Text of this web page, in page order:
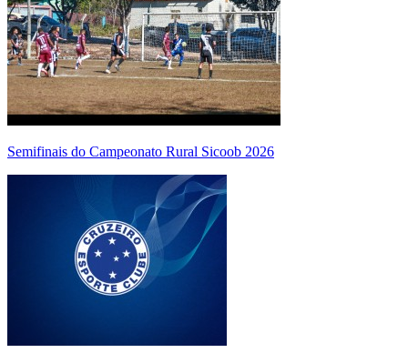
Semifinais do Campeonato Rural Sicoob 2026